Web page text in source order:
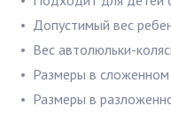
Допустимый вес
Вес автолюльки-
Размеры в
Размеры в